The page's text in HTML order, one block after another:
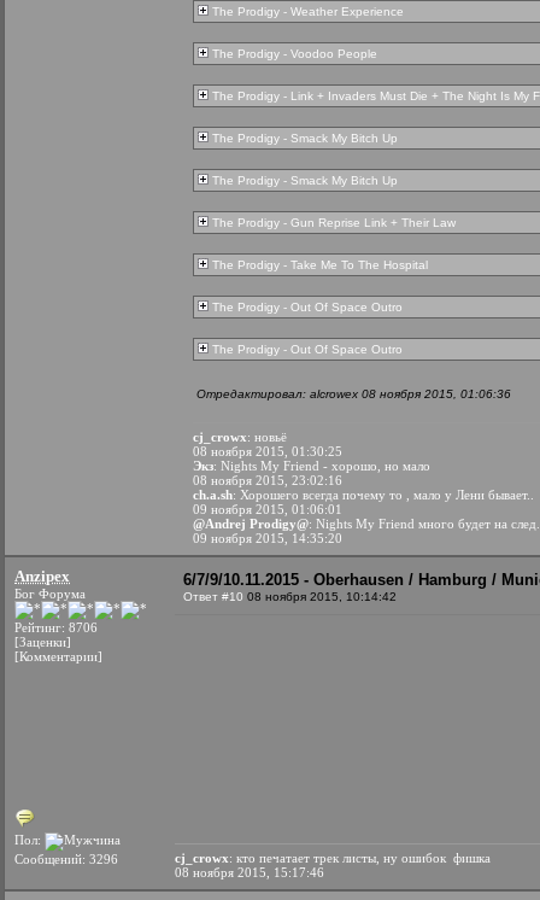
The Prodigy - Weather Experience
The Prodigy - Voodoo People
The Prodigy - Link + Invaders Must Die + The Night Is My
The Prodigy - Smack My Bitch Up
The Prodigy - Smack My Bitch Up
The Prodigy - Gun Reprise Link + Their Law
The Prodigy - Take Me To The Hospital
The Prodigy - Out Of Space Outro
The Prodigy - Out Of Space Outro
Отредактировал: alcrowex 08 ноября 2015, 01:06:36
cj_crowx: новьё
08 ноября 2015, 01:30:25
Экз: Nights My Friend - хорошо, но мало
08 ноября 2015, 23:02:16
ch.a.sh: Хорошего всегда почему то , мало у Лени бывает..
09 ноября 2015, 01:06:01
@Andrej Prodigy@: Nights My Friend много будет на
09 ноября 2015, 14:35:20
Anzipex
Бог Форума
Рейтинг: 8706
[Заценки]
[Комментарии]
Пол:
Сообщений: 3296
6/7/9/10.11.2015 - Oberhausen / Hamburg /
Ответ #10 08 ноября 2015, 10:14:42
cj_crowx: кто печатает трек листы, ну ошибок фишка
08 ноября 2015, 15:17:46